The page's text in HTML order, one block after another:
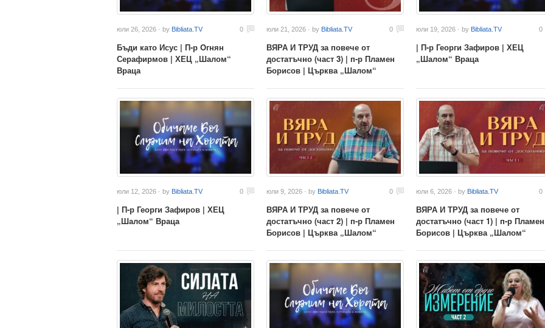
юли 26, 2026 · by Bibliata.TV 0
Бъди като Исус | П-р Oгнян
Серафирмов | ХЕЦ „Шалом“
Враца
юли 21, 2026 · by Bibliata.TV 0
ВЯРА И ТРУД за повече от
достатъчно (част 3) | п-р Пламен
Борисов | Църква „Шалом“
юли 19, 2026 · by Bibliata.TV 0
| П-р Георги Зафиров | ХЕЦ
„Шалом“ Враца
юли 12, 2026 · by Bibliata.TV 0
| П-р Георги Зафиров | ХЕЦ
„Шалом“ Враца
юли 9, 2026 · by Bibliata.TV 0
ВЯРА И ТРУД за повече от
достатъчно (част 2) | п-р Пламен
Борисов | Църква „Шалом“
юли 6, 2026 · by Bibliata.TV 0
ВЯРА И ТРУД за повече от
достатъчно (част 1) | п-р Пламен
Борисов | Църква „Шалом“